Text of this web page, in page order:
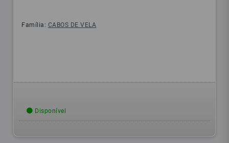
Família: CABOS DE VELA
Disponível